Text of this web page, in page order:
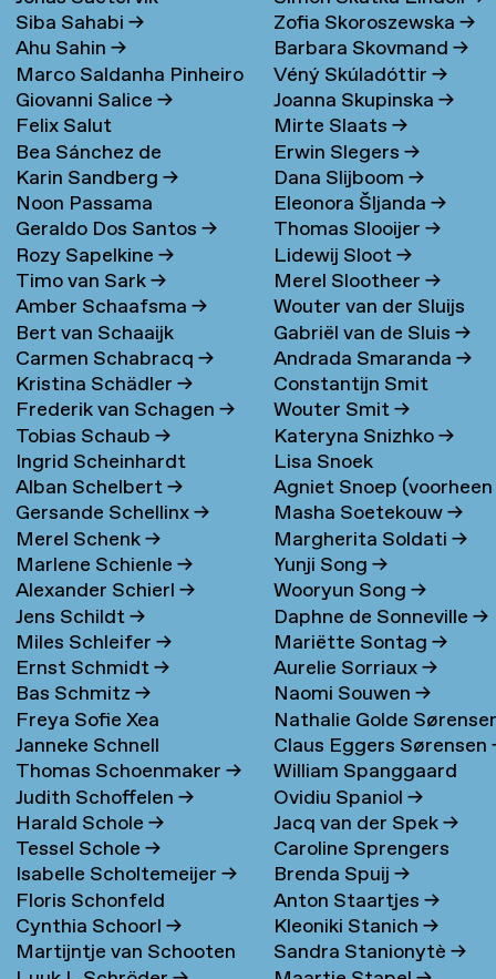
Siba Sahabi→
Ahu Sahin→
Marco Saldanha Pinheiro
→
Giovanni Salice→
Felix Salut
Bea Sánchez de
Lamadrid Bayón→
Karin Sandberg→
Noon Passama
Sanpatchayapong→
Geraldo Dos Santos→
Rozy Sapelkine→
Timo van Sark→
Amber Schaafsma→
Bert van Schaaijk
Carmen Schabracq→
Kristina Schädler→
Frederik van Schagen→
Tobias Schaub→
Ingrid Scheinhardt
Alban Schelbert→
Gersande Schellinx→
Merel Schenk→
Marlene Schienle→
Alexander Schierl→
Jens Schildt→
Miles Schleifer→
Ernst Schmidt→
Bas Schmitz→
Freya Sofie Xea
Schneevoigt→
Janneke Schnell
Thomas Schoenmaker→
Judith Schoffelen→
Harald Schole→
Tessel Schole→
Isabelle Scholtemeijer→
Floris Schonfeld
Cynthia Schoorl→
Martijntje van Schooten
Zofia Skoroszewska→
Barbara Skovmand→
Véný Skúladóttir→
Joanna Skupinska→
Mirte Slaats→
Erwin Slegers→
Dana Slijboom→
Eleonora Šljanda→
Thomas Slooijer→
Lidewij Sloot→
Merel Slootheer→
Wouter van der Sluijs
Gabriël van de Sluis→
Andrada Smaranda→
Constantijn Smit
Wouter Smit→
Kateryna Snizhko→
Lisa Snoek
Agniet Snoep (voorheen
Meijerman)→
Masha Soetekouw→
Margherita Soldati→
Yunji Song→
Wooryun Song→
Daphne de Sonneville→
Mariëtte Sontag→
Aurelie Sorriaux→
Naomi Souwen→
Nathalie Golde
→
Claus Eggers Sørensen
William Spanggaard
Nielsen→
Ovidiu Spaniol→
Jacq van der Spek→
Caroline Sprengers
Brenda Spuij→
Anton Staartjes→
Kleoniki Stanich→
Sandra Stanionytè→